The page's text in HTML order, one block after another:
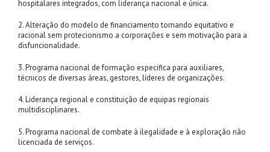
hospitalares integrados, com liderança nacional e única.
2. Alteração do modelo de financiamento tornando equitativo e
racional sem protecionismo a corporações e sem motivação para a
disfuncionalidade.
3. Programa nacional de formação especifica para auxiliares,
técnicos de diversas áreas, gestores, líderes de organizações.
4. Liderança regional e constituição de equipas regionais
multidisciplinares.
5. Programa nacional de combate à ilegalidade e à exploração não
licenciada de serviços.